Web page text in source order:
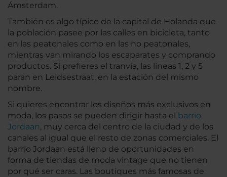
Ámsterdam.
También es algo típico de la capital de Holanda que
la población pasee por las calles en bicicleta, tanto
en las peatonales como en las no peatonales,
mientras van mirando los escaparates y comprando
productos. Si prefieres el tranvía, las líneas 1, 2 y 5
paran en Leidsestraat, en la estación del mismo
nombre.
Si quieres encontrar los diseños más exclusivos en
moda, los pasos se pueden dirigir hasta el barrio
Jordaan, muy cerca del centro de la ciudad y de los
canales al igual que el resto de zonas comerciales. El
barrio Jordaan está lleno de oportunidades en
forma de tiendas de moda vintage que no tienen
por qué ser caras. Las boutiques más famosas de